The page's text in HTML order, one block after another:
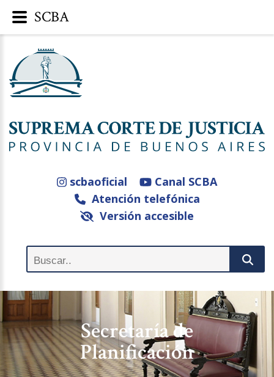
scbaoficial
Canal SCBA
Atención telefónica
Versión accesible
Secretaría de
Planificación
SCBA